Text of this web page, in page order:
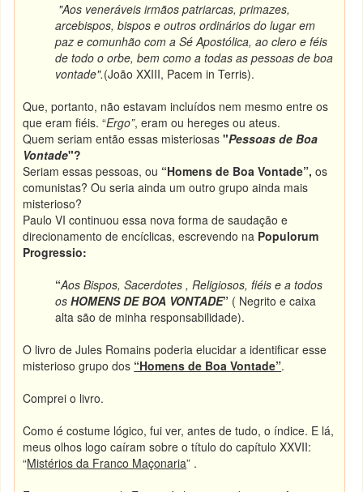
"Aos veneráveis irmãos patriarcas, primazes,
arcebispos, bispos e outros ordinários do lugar em
paz e comunhão com a Sé Apostólica, ao clero e féis
de todo o orbe, bem como a todas as pessoas de boa
vontade".(João XXIII, Pacem in Terris).
Que, portanto, não estavam incluídos nem mesmo entre os
que eram fiéis. “Ergo”, eram ou hereges ou ateus.
Quem seriam então essas misteriosas"Pessoas de Boa
Vontade"?
Seriam essas pessoas, ou “Homens de Boa Vontade”, os
comunistas? Ou seria ainda um outro grupo ainda mais
misterioso?
Paulo VI continuou essa nova forma de saudação e
direcionamento de encíclicas, escrevendo na Populorum
Progressio:
“Aos Bispos, Sacerdotes , Religiosos, fiéis e a todos
osHOMENS DE BOA VONTADE” ( Negrito e caixa
alta são de minha responsabilidade).
O livro de Jules Romains poderia elucidar a identificar esse
misterioso grupo dos “Homens de Boa Vontade”.
Comprei o livro.
Como é costume lógico, fui ver, antes de tudo, o índice. E lá,
meus olhos logo caíram sobre o título do capítulo XXVII:
“Mistérios da Franco Maçonaria” .